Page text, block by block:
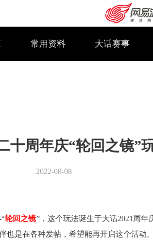
常用资料 大话赛事
十周年庆“轮回之镜”
2022-08-08
轮回之镜”，这个玩法诞生于大话2021周
也是在各种发帖，希望能再开启这个活动。